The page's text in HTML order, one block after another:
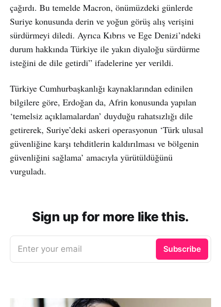
çağırdı. Bu temelde Macron, önümüzdeki günlerde
Suriye konusunda derin ve yoğun görüş alış verişini
sürdürmeyi diledi. Ayrıca Kıbrıs ve Ege Denizi’ndeki
durum hakkında Türkiye ile yakın diyaloğu sürdürme
isteğini de dile getirdi” ifadelerine yer verildi.
Türkiye Cumhurbaşkanlığı kaynaklarından edinilen
bilgilere göre, Erdoğan da, Afrin konusunda yapılan
‘temelsiz açıklamalardan’ duyduğu rahatsızlığı dile
getirerek, Suriye’deki askeri operasyonun ‘Türk ulusal
güvenliğine karşı tehditlerin kaldırılması ve bölgenin
güvenliğini sağlama’ amacıyla yürütüldüğünü
vurguladı.
Sign up for more like this.
Enter your email Subscribe